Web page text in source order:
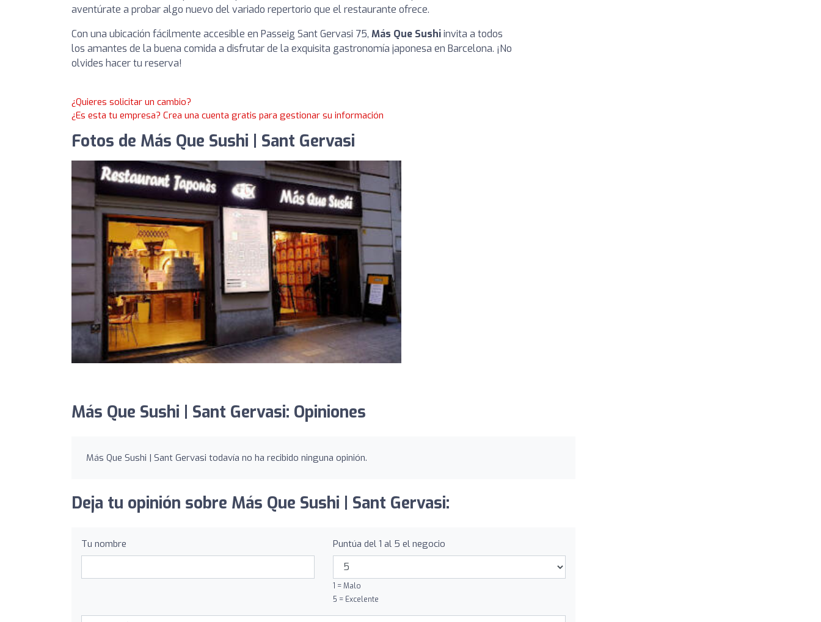
aventúrate a probar algo nuevo del variado repertorio que el restaurante ofrece.
Con una ubicación fácilmente accesible en Passeig Sant Gervasi 75, Más Que Sushiinvita a todos
los amantes de la buena comida a disfrutar de la exquisita gastronomía japonesa en Barcelona. ¡No
olvides hacer tu reserva!
¿Quieres solicitar un cambio?
¿Es esta tu empresa? Crea una cuenta gratis para gestionar su información
Fotos de Más Que Sushi | Sant Gervasi
Más Que Sushi | Sant Gervasi: Opiniones
Más Que Sushi | Sant Gervasi todavía no ha recibido ninguna opinión.
Deja tu opinión sobre Más Que Sushi | Sant Gervasi:
Tu nombre Puntúa del 1 al 5 el negocio
1 = Malo
5 = Excelente